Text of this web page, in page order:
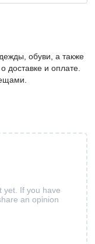
обуви, а также
и оплате.
yet. If you have
an opinion